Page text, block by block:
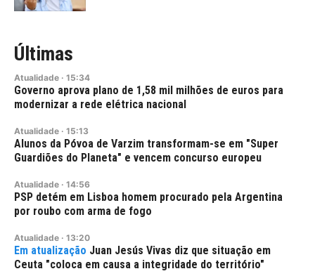
Últimas
Atualidade · 15:34
Governo aprova plano de 1,58 mil milhões de euros para
modernizar a rede elétrica nacional
Atualidade · 15:13
Alunos da Póvoa de Varzim transformam-se em "Super
Guardiões do Planeta" e vencem concurso europeu
Atualidade · 14:56
PSP detém em Lisboa homem procurado pela Argentina
por roubo com arma de fogo
Atualidade · 13:20
Juan Jesús Vivas diz que situação em
Ceuta "coloca em causa a integridade do território"